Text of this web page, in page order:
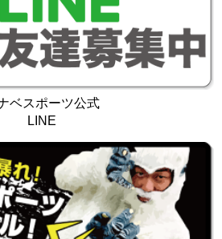
ベスポーツ公式
LINE